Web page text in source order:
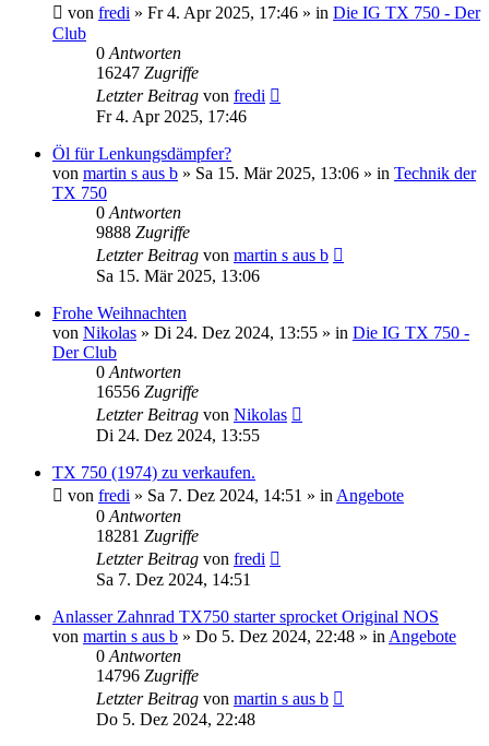
von fredi » Fr 4. Apr 2025, 17:46 » in Die IG TX 750 - Der
Club
0 Antworten
16247 Zugriffe
Letzter Beitrag von fredi
Fr 4. Apr 2025, 17:46
Öl für Lenkungsdämpfer?
von martin s aus b » Sa 15. Mär 2025, 13:06 » in Technik der
TX 750
0 Antworten
9888 Zugriffe
Letzter Beitrag von martin s aus b
Sa 15. Mär 2025, 13:06
Frohe Weihnachten
von Nikolas » Di 24. Dez 2024, 13:55 » in Die IG TX 750 -
Der Club
0 Antworten
16556 Zugriffe
Letzter Beitrag von Nikolas
Di 24. Dez 2024, 13:55
TX 750 (1974) zu verkaufen.
von fredi » Sa 7. Dez 2024, 14:51 » in Angebote
0 Antworten
18281 Zugriffe
Letzter Beitrag von fredi
Sa 7. Dez 2024, 14:51
Anlasser Zahnrad TX750 starter sprocket Original NOS
von martin s aus b » Do 5. Dez 2024, 22:48 » in Angebote
0 Antworten
14796 Zugriffe
Letzter Beitrag von martin s aus b
Do 5. Dez 2024, 22:48